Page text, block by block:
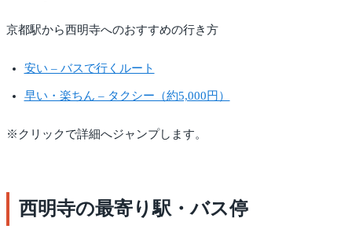
京都駅から西明寺へのおすすめの行き方
安い – バスで行くルート
早い・楽ちん – タクシー（約5,000円）
※クリックで詳細へジャンプします。
西明寺の最寄り駅・バス停